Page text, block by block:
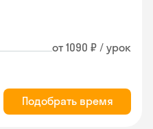
от 1090 ₽ / урок
Подобрать время